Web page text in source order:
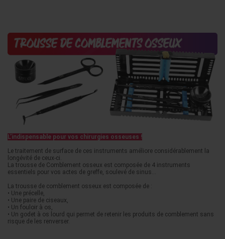
L’indispensable pour vos chirurgies osseuses !
Le traitement de surface de ces instruments améliore considérablement la
longévité de ceux-ci.
La trousse de Comblement osseux est composée de 4 instruments
essentiels pour vos actes de greffe, soulevé de sinus...
La trousse de comblement osseux est composée de :
• Une précelle,
• Une paire de ciseaux,
• Un fouloir à os,
• Un godet à os lourd qui permet de retenir les produits de comblement sans
risque de les renverser.